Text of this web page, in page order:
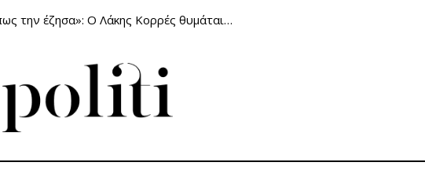
την έζησα»: Ο Λάκης Κορρές θυμάται…